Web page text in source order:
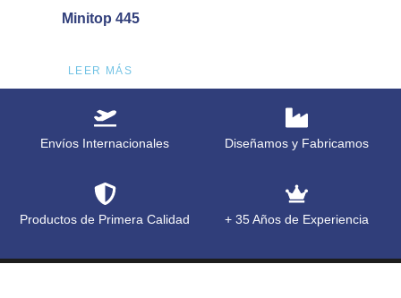
Minitop 445
LEER MÁS
Envíos Internacionales Diseñamos y Fabricamos
Productos de Primera Calidad + 35 Años de Experiencia